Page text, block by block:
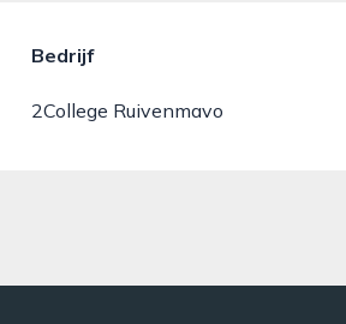
Bedrijf
2College Ruivenmavo